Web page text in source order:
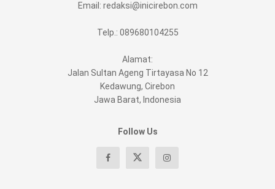
Email: redaksi@inicirebon.com
Telp.: 089680104255
Alamat:
Jalan Sultan Ageng Tirtayasa No 12
Kedawung, Cirebon
Jawa Barat, Indonesia
Follow Us